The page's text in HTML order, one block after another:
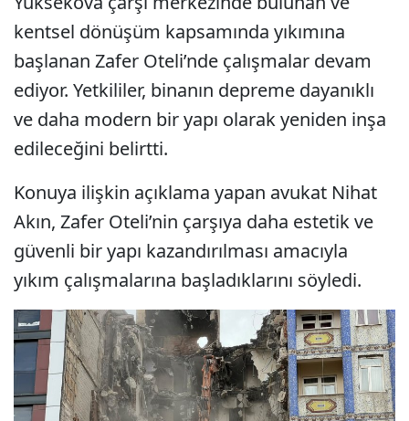
kentsel dönüşüm kapsamında yıkımına
başlanan Zafer Oteli’nde çalışmalar devam
ediyor. Yetkililer, binanın depreme dayanıklı
ve daha modern bir yapı olarak yeniden inşa
edileceğini belirtti.
Konuya ilişkin açıklama yapan avukat Nihat
Akın, Zafer Oteli’nin çarşıya daha estetik ve
güvenli bir yapı kazandırılması amacıyla
yıkım çalışmalarına başladıklarını söyledi.